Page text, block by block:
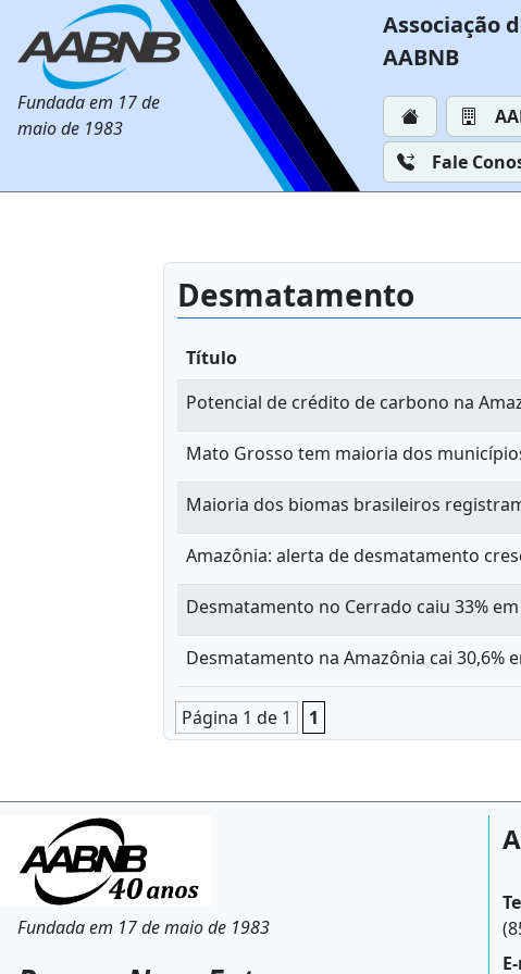
Fundada em 17 de
maio de 1983
Associação
AABNB
Fale
Desmatamento
Título
Potencial de crédito de carbono na
Mato Grosso tem maioria dos
Maioria dos biomas brasileiros
Amazônia: alerta de desmatamento
Desmatamento no Cerrado caiu 33%
Desmatamento na Amazônia cai 30,6%
Página 1 de 1 1
Fundada em 17 de maio de 1983